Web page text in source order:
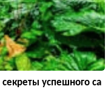
успешного са